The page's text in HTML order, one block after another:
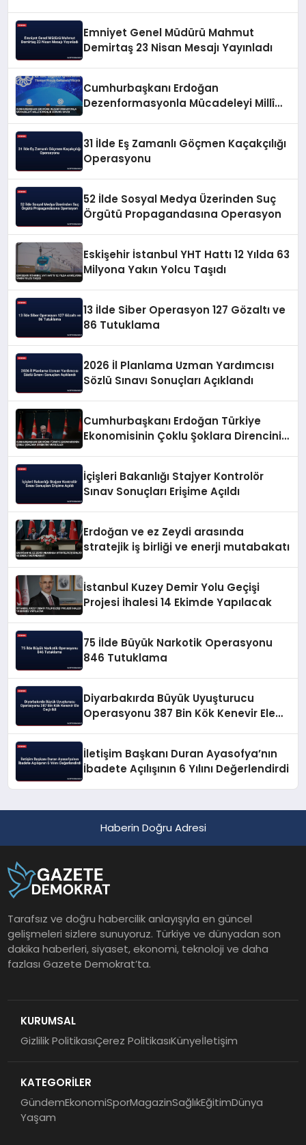
Emniyet Genel Müdürü Mahmut
Demirtaş 23 Nisan Mesajı Yayınladı
Cumhurbaşkanı Erdoğan
Dezenformasyonla Mücadeleyi Millî
31 İlde Eş Zamanlı Göçmen Kaçakçılığı
Operasyonu
52 İlde Sosyal Medya Üzerinden Suç
Örgütü Propagandasına Operasyon
Eskişehir İstanbul YHT Hattı 12 Yılda 63
Milyona Yakın Yolcu Taşıdı
13 İlde Siber Operasyon 127 Gözaltı ve
86 Tutuklama
2026 İl Planlama Uzman Yardımcısı
Sözlü Sınavı Sonuçları Açıklandı
Cumhurbaşkanı Erdoğan Türkiye
Ekonomisinin Çoklu Şoklara Direncini
İçişleri Bakanlığı Stajyer Kontrolör
Sınav Sonuçları Erişime Açıldı
Erdoğan ve ez Zeydi arasında
stratejik iş birliği ve enerji mutabakatı
İstanbul Kuzey Demir Yolu Geçişi
Projesi İhalesi 14 Ekimde Yapılacak
75 İlde Büyük Narkotik Operasyonu
846 Tutuklama
Diyarbakırda Büyük Uyuşturucu
Operasyonu 387 Bin Kök Kenevir Ele
İletişim Başkanı Duran Ayasofya’nın
İbadete Açılışının 6 Yılını Değerlendirdi
Haberin Doğru Adresi
Tarafsız ve doğru habercilik anlayışıyla en güncel
gelişmeleri sizlere sunuyoruz. Türkiye ve dünyadan son
dakika haberleri, siyaset, ekonomi, teknoloji ve daha
fazlası Gazete Demokrat’ta.
KURUMSAL
Gizlilik PolitikasıÇerez PolitikasıKünyeİletişim
KATEGORİLER
GündemEkonomiSporMagazinSağlıkEğitimDünya
Yaşam